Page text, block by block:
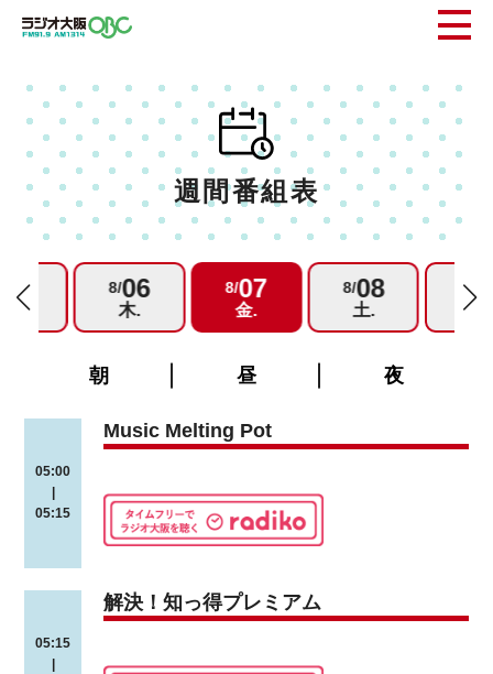
週間番組表
05
水.
8/06
木.
8/07
金.
8/08
土.
8/
日.
朝 昼 夜
05:00
05:15
Music Melting Pot
05:15
|
解決！知っ得プレミアム